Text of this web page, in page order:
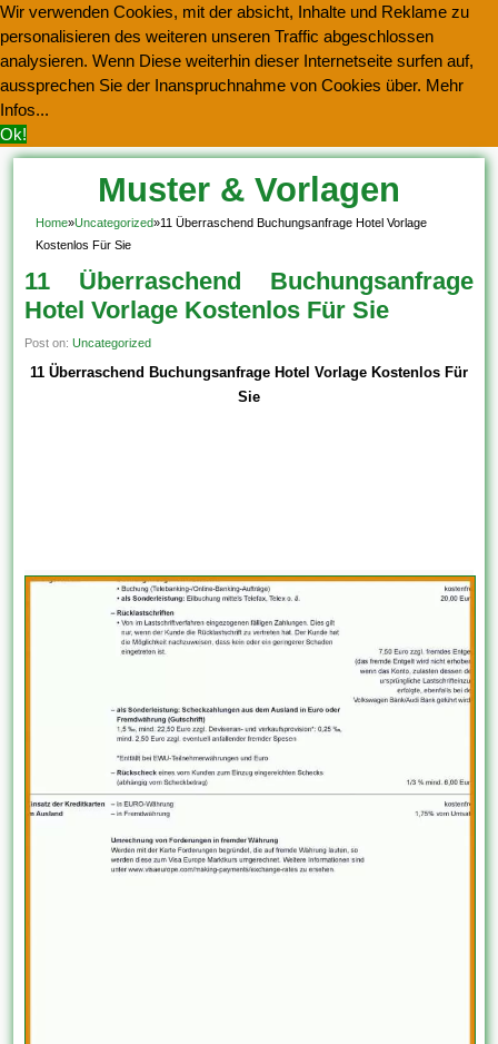
Wir verwenden Cookies, mit der absicht, Inhalte und Reklame zu
personalisieren des weiteren unseren Traffic abgeschlossen
analysieren. Wenn Diese weiterhin dieser Internetseite surfen auf,
aussprechen Sie der Inanspruchnahme von Cookies über. Mehr
Infos...
Ok!
Muster & Vorlagen
Kostenlos Herunterladen
Home»Uncategorized»11 Überraschend Buchungsanfrage Hotel Vorlage
Kostenlos Für Sie
11 Überraschend Buchungsanfrage
Hotel Vorlage Kostenlos Für Sie
Post on:Uncategorized
11 Überraschend Buchungsanfrage Hotel Vorlage Kostenlos Für
Sie